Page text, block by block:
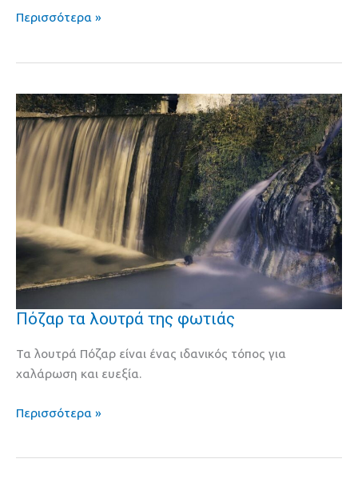
Περισσότερα »
Πόζαρ τα λουτρά της φωτιάς
Τα λουτρά Πόζαρ είναι ένας ιδανικός τόπος για
χαλάρωση και ευεξία.
Πόζαρ
λουτρά
της
Περισσότερα »